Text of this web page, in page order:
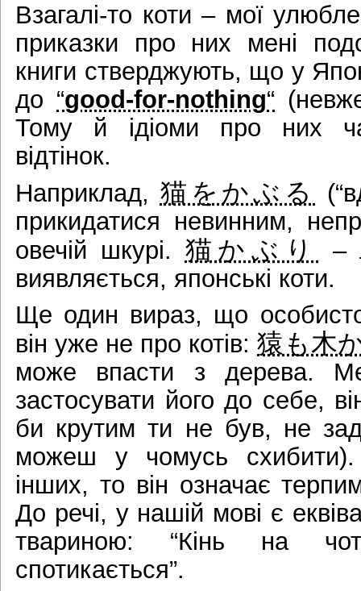
Взагалі-то коти – мої
приказки про них мені
книги стверджують, що у
до “good-for-nothing“
Тому й ідіоми про них
відтінок.
Наприклад, 猫をかぶる
прикидатися невинним,
овечій шкурі. 猫かぶり
–
виявляється, японські коти.
Ще один вираз, що
він уже не про котів: 猿も木
може впасти з дерева.
застосувати його до себе,
би крутим ти не був, не
можеш у чомусь
інших, то він означає
До речі, у нашій мові є
твариною: “Кінь на
спотикається”.